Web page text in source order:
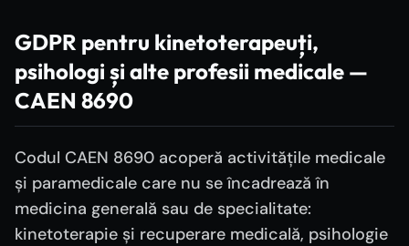
GDPR pentru kinetoterapeuți,
psihologi și alte profesii medicale —
CAEN 8690
Codul CAEN 8690 acoperă activitățile medicale
și paramedicale care nu se încadrează în
medicina generală sau de specialitate:
kinetoterapie și recuperare medicală, psihologie